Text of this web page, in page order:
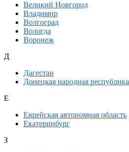
Великий Новгород
Владимир
Волгоград
Вологда
Воронеж
Д
Дагестан
Донецкая народная республика
Е
Еврейская автономная область
Екатеринбург
З